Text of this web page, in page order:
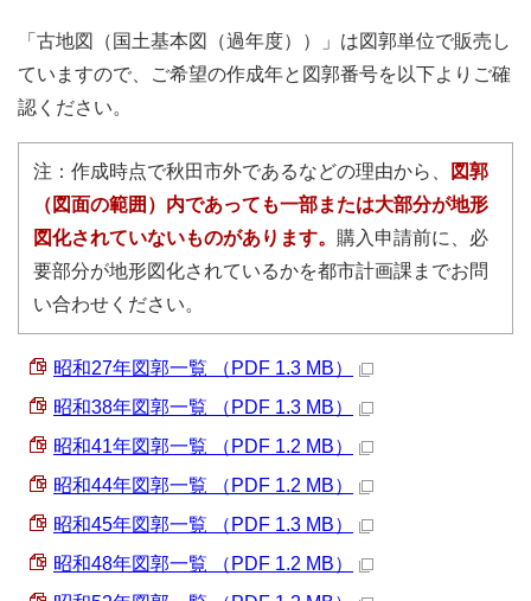
「古地図（国土基本図（過年度））」は図郭単位で販売し
ていますので、ご希望の作成年と図郭番号を以下よりご確
認ください。
注：作成時点で秋田市外であるなどの理由から、
図郭
（図面の範囲）内であっても一部または大部分が地形
図化されていないものがあります。 購入申請前に、必
要部分が地形図化されているかを都市計画課までお問
い合わせください。
昭和27年図郭一覧 （PDF 1.3 MB）
昭和38年図郭一覧 （PDF 1.3 MB）
昭和41年図郭一覧 （PDF 1.2 MB）
昭和44年図郭一覧 （PDF 1.2 MB）
昭和45年図郭一覧 （PDF 1.3 MB）
昭和48年図郭一覧 （PDF 1.2 MB）